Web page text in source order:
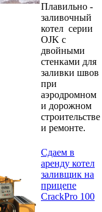
Плавильно -
заливочный
котел серии
OJK с
двойными
стенками для
заливки швов
при
аэродромном
и дорожном
строительстве
и ремонте.
Сдаем в
аренду котел
заливщик на
прицепе
CrackPro 100